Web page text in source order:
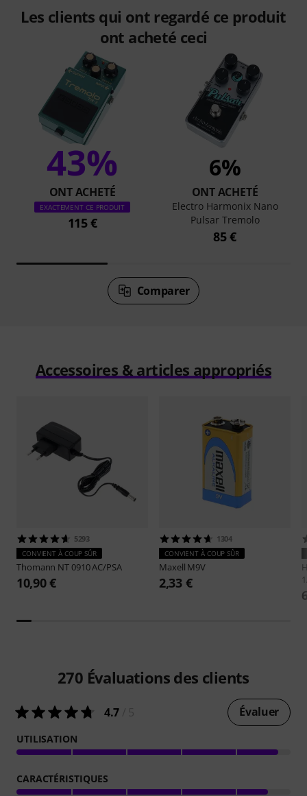
Les clients qui ont regardé ce produit
ont acheté ceci
43%
ONT ACHETÉ
EXACTEMENT CE PRODUIT
115 €
6%
ONT ACHETÉ
Electro Harmonix Nano
Pulsar Tremolo
85 €
Comparer
Accessoires & articles appropriés
5293
CONVIENT À COUP SÛR
Thomann NT 0910 AC/PSA
10,90 €
1304
CONVIENT À COUP SÛR
Maxell M9V
2,33 €
270 Évaluations des clients
4.7 Évaluer
UTILISATION
CARACTÉRISTIQUES